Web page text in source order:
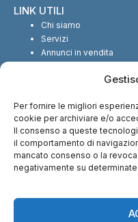
Per fornire le migliori
cookie per archiviare e/o
Il consenso a queste
il comportamento di
mancato consenso o la
negativamente su
LINK UTILI
Chi siamo
Servizi
Annunci in vendita
SEGUICI SUI SOCIAL
CI